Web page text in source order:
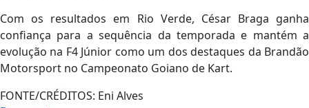
Com os resultados em Rio Verde, César Braga ganha
confiança para a sequência da temporada e mantém a
evolução na F4 Júnior como um dos destaques da Brandão
Motorsport no Campeonato Goiano de Kart.
FONTE/CRÉDITOS: Eni Alves